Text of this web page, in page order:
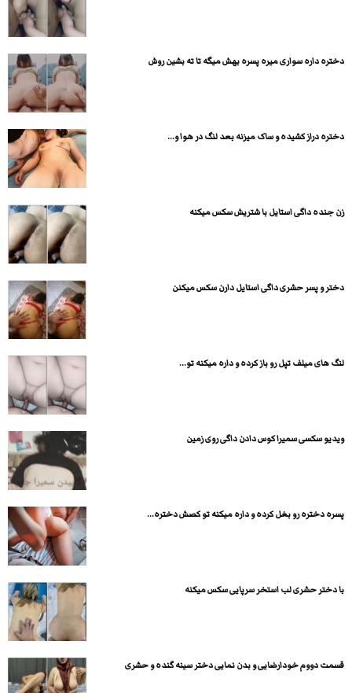
دختره داره سواری میره پسره بهش میگه تا ته بشین روش
دختره دراز کشیده و ساک میزنه بعد لنگ در هوا و...
زن جنده داگی استایل با شتریش سکس میکنه
دختر و پسر حشری داگی استایل دارن سکس میکنن
لنگ های میلف تپل رو باز کرده و داره میکنه تو...
ویدیو سکسی سمیرا کوس دادن داگی روی زمین
پسره دختره رو بغل کرده و داره میکنه تو کصش دختره...
با دختر حشری لب استخر سرپایی سکس میکنه
قسمت دووم خودارضایی و بدن نمایی دختر سینه گنده و حشری